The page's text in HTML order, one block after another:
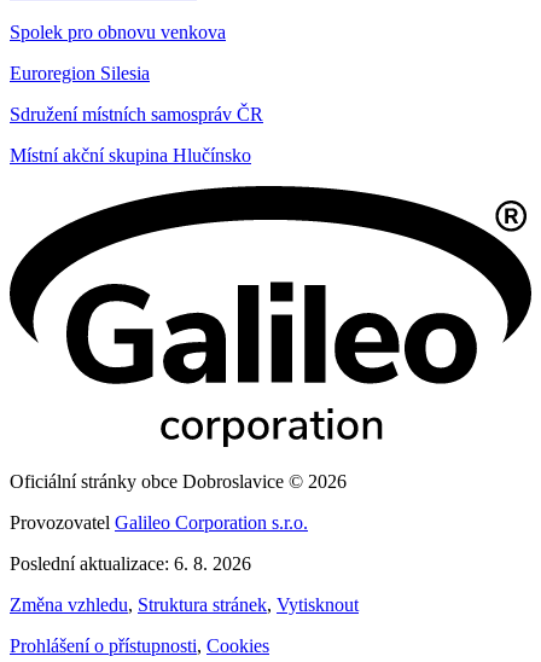
Spolek pro obnovu venkova
Euroregion Silesia
Sdružení místních samospráv ČR
Místní akční skupina Hlučínsko
Oficiální stránky obce Dobroslavice © 2026
Provozovatel Galileo Corporation s.r.o.
Poslední aktualizace: 6. 8. 2026
Změna vzhledu, Struktura stránek, Vytisknout
Prohlášení o přístupnosti, Cookies